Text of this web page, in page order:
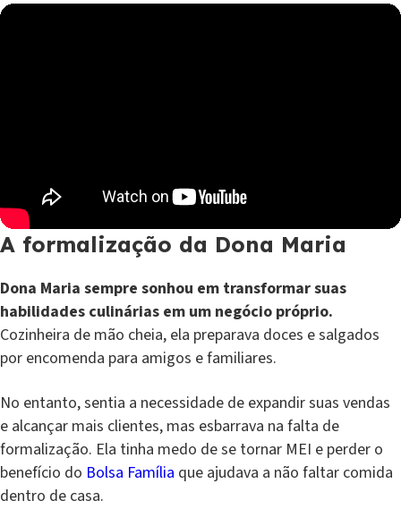
A formalização da Dona Maria
Dona Maria sempre sonhou em transformar suas
habilidades culinárias em um negócio próprio.
Cozinheira de mão cheia, ela preparava doces e salgados
por encomenda para amigos e familiares.
No entanto, sentia a necessidade de expandir suas vendas
e alcançar mais clientes, mas esbarrava na falta de
formalização. Ela tinha medo de se tornar MEI e perder o
benefício do Bolsa Família que ajudava a não faltar comida
dentro de casa.